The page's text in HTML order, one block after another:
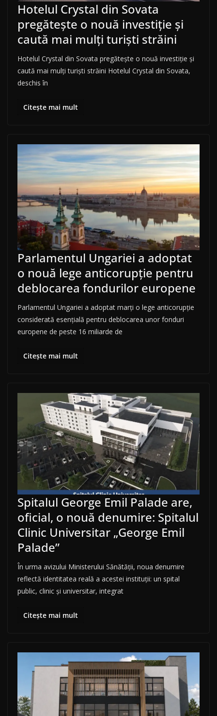
Hotelul Crystal din Sovata
pregătește o nouă investiție și
caută mai mulți turiști străini
Hotelul Crystal din Sovata pregătește o nouă investiție și
caută mai mulți turiști străini Hotelul Crystal din Sovata,
deschis în
Citește mai mult
Parlamentul Ungariei a adoptat
o nouă lege anticorupție pentru
deblocarea fondurilor europene
Parlamentul Ungariei a adoptat marți o lege anticorupție
considerată esențială pentru deblocarea unor fonduri
europene de peste 16 miliarde de
Citește mai mult
Spitalul George Emil Palade are,
oficial, o nouă denumire: Spitalul
Clinic Universitar „George Emil
Palade”
În urma avizului Ministerului Sănătății, noua denumire
reflectă identitatea reală a acestei instituții: un spital
public, clinic și universitar, integrat
Citește mai mult